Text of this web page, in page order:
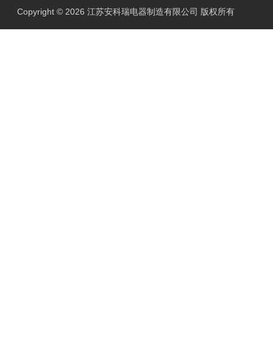
Copyright © 2026 江苏安科瑞电器制造有限公司 版权所有